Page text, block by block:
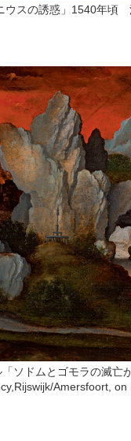
ウスの誘惑」1540年
「ソドムとゴモラの滅
Amersfoort,